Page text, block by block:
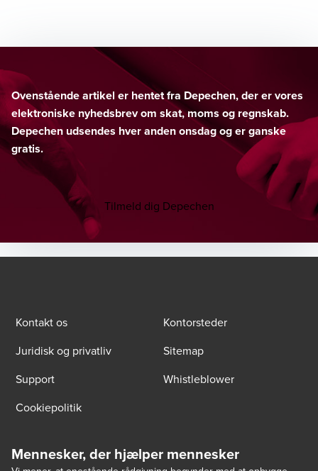
Ovenstående artikel er hentet fra Depechen, der er vores
elektroniske nyhedsbrev om skat, moms og regnskab.
Depechen udsendes hver anden onsdag og er ganske
gratis.
Tilmeld dig Depechen
Kontakt os
Kontorsteder
Juridisk og privatliv
Sitemap
Support
Whistleblower
Cookiepolitik
Mennesker, der hjælper mennesker